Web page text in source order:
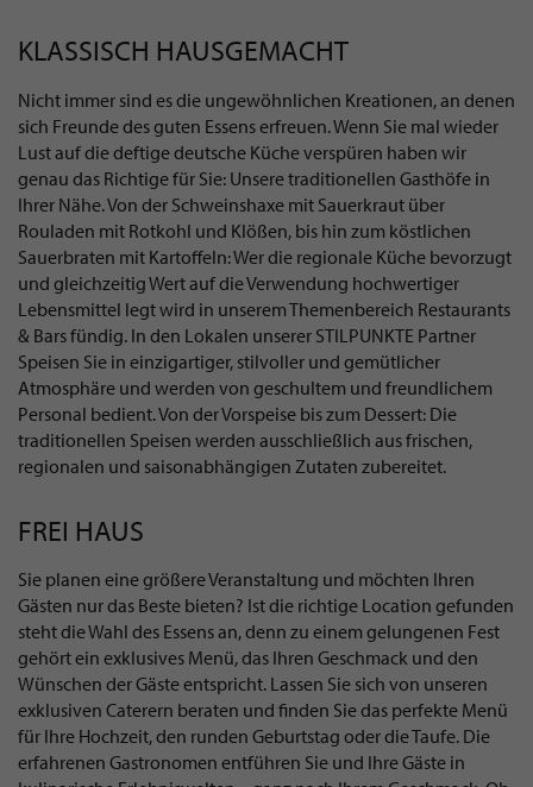
KLASSISCH HAUSGEMACHT
Nicht immer sind es die ungewöhnlichen Kreationen, an denen
sich Freunde des guten Essens erfreuen. Wenn Sie mal wieder
Lust auf die deftige deutsche Küche verspüren haben wir
genau das Richtige für Sie: Unsere traditionellen Gasthöfe in
Ihrer Nähe. Von der Schweinshaxe mit Sauerkraut über
Rouladen mit Rotkohl und Klößen, bis hin zum köstlichen
Sauerbraten mit Kartoffeln: Wer die regionale Küche bevorzugt
und gleichzeitig Wert auf die Verwendung hochwertiger
Lebensmittel legt wird in unserem Themenbereich Restaurants
& Bars fündig. In den Lokalen unserer STILPUNKTE Partner
Speisen Sie in einzigartiger, stilvoller und gemütlicher
Atmosphäre und werden von geschultem und freundlichem
Personal bedient. Von der Vorspeise bis zum Dessert: Die
traditionellen Speisen werden ausschließlich aus frischen,
regionalen und saisonabhängigen Zutaten zubereitet.
FREI HAUS
Sie planen eine größere Veranstaltung und möchten Ihren
Gästen nur das Beste bieten? Ist die richtige Location gefunden
steht die Wahl des Essens an, denn zu einem gelungenen Fest
gehört ein exklusives Menü, das Ihren Geschmack und den
Wünschen der Gäste entspricht. Lassen Sie sich von unseren
exklusiven Caterern beraten und finden Sie das perfekte Menü
für Ihre Hochzeit, den runden Geburtstag oder die Taufe. Die
erfahrenen Gastronomen entführen Sie und Ihre Gäste in